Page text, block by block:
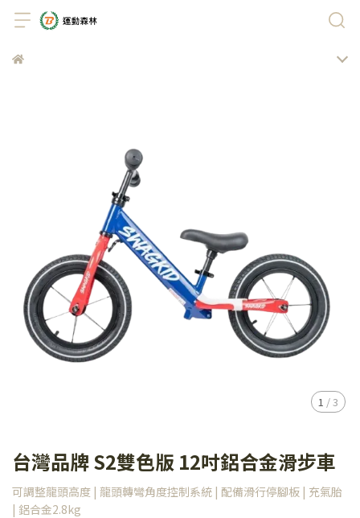
1 /3
台灣品牌 S2雙色版 12吋鋁合金滑步車
可調整龍頭高度 | 龍頭轉彎角度控制系統 | 配備滑行停腳板 | 充氣胎
| 鋁合金2.8kg